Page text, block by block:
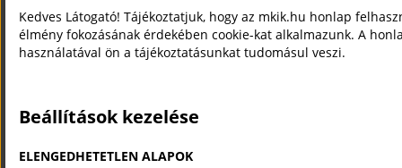
Szerszámkészítő mesterképzési program 202603
Kedves Látogató! Tájékoztatjuk, hogy az mkik.hu honlap
élmény fokozásának érdekében cookie-kat alkalmazunk. A
használatával ön a tájékoztatásunkat tudomásul veszi.
Beállítások kezelése
ELENGEDHETETLEN ALAPOK